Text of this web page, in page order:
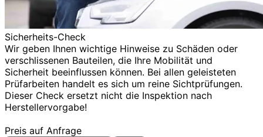
Sicherheits-Check
Wir geben Ihnen wichtige Hinweise zu Schäden oder
verschlissenen Bauteilen, die Ihre Mobilität und
Sicherheit beeinflussen können. Bei allen geleisteten
Prüfarbeiten handelt es sich um reine Sichtprüfungen.
Dieser Check ersetzt nicht die Inspektion nach
Herstellervorgabe!
Preis auf Anfrage